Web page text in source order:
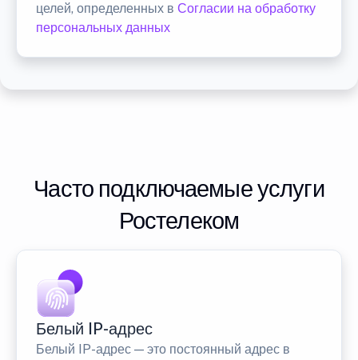
целей, определенных в Согласии на обработку
персональных данных
Часто подключаемые услуги
Ростелеком
Белый IP-адрес
Белый IP-адрес — это постоянный адрес в